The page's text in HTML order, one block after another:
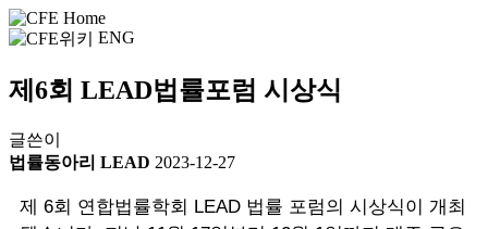
ENG
제6회 LEAD법률포럼 시상식
글쓴이
법률동아리 LEAD 2023-12-27
제 6회 연합법률학회 LEAD 법률 포럼의 시상식이 개최